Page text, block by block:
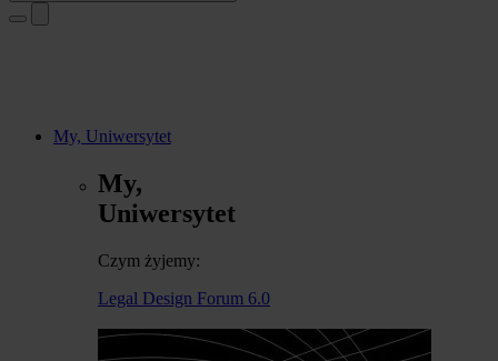
My, Uniwersytet
My,
Uniwersytet
Czym żyjemy:
Legal Design Forum 6.0